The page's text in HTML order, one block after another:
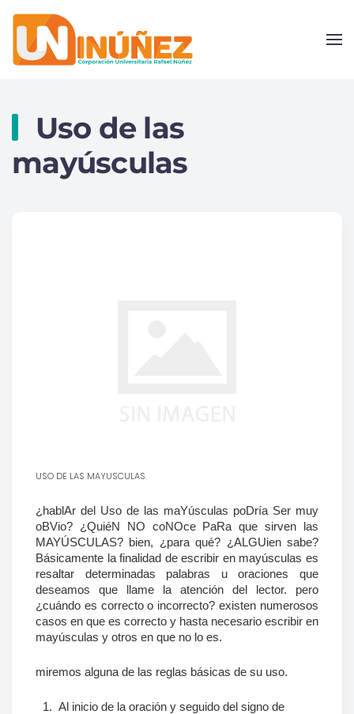
Skip to main content
Uso de las
mayúsculas
USO DE LAS MAYUSCULAS.
¿hablAr del Uso de las maYúsculas poDría Ser muy
oBVio? ¿QuiéN NO coNOce PaRa que sirven las
MAYÚSCULAS? bien, ¿para qué? ¿ALGUien sabe?
Básicamente la finalidad de escribir en mayúsculas es
resaltar determinadas palabras u oraciones que
deseamos que llame la atención del lector. pero
¿cuándo es correcto o incorrecto? existen numerosos
casos en que es correcto y hasta necesario escribir en
mayúsculas y otros en que no lo es.
miremos alguna de las reglas básicas de su uso.
1. Al inicio de la oración y seguido del signo de